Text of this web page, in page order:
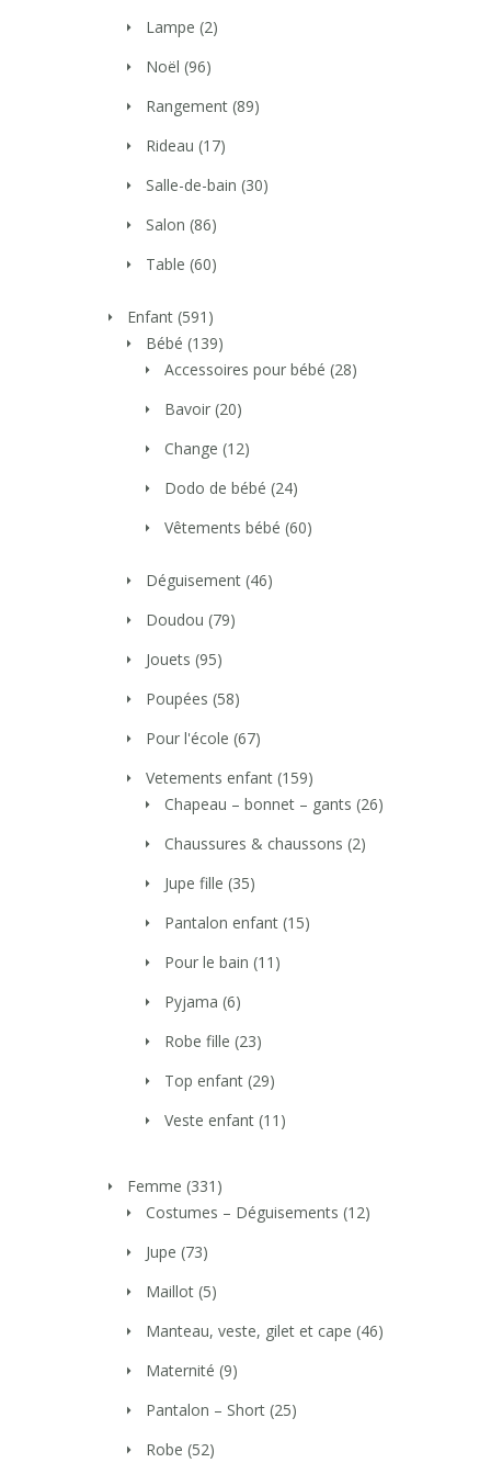
Lampe (2)
Noël (96)
Rangement (89)
Rideau (17)
Salle-de-bain (30)
Salon (86)
Table (60)
Enfant (591)
Bébé (139)
Accessoires pour bébé (28)
Bavoir (20)
Change (12)
Dodo de bébé (24)
Vêtements bébé (60)
Déguisement (46)
Doudou (79)
Jouets (95)
Poupées (58)
Pour l'école (67)
Vetements enfant (159)
Chapeau – bonnet – gants (26)
Chaussures & chaussons (2)
Jupe fille (35)
Pantalon enfant (15)
Pour le bain (11)
Pyjama (6)
Robe fille (23)
Top enfant (29)
Veste enfant (11)
Femme (331)
Costumes – Déguisements (12)
Jupe (73)
Maillot (5)
Manteau, veste, gilet et cape (46)
Maternité (9)
Pantalon – Short (25)
Robe (52)